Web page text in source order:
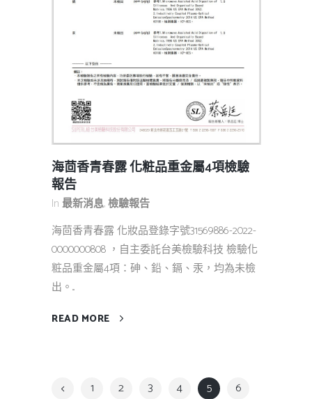
海茴香青春露 化粧品重金屬4項檢驗
報告
In 最新消息,檢驗報告
海茴香青春露 化妝品登錄字號31569886-2022-
0000000808 ，自主委託台美檢驗科技 檢驗化
粧品重金屬4項：砷、鉛、鎘、汞，均為未檢
出。...
READ MORE
1 2 3 4 5 6